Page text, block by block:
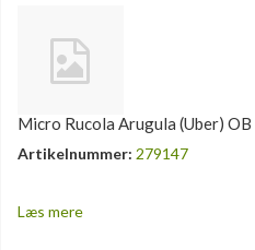
Micro Rucola Arugula (Uber)
Artikelnummer: 279147
Læs mere